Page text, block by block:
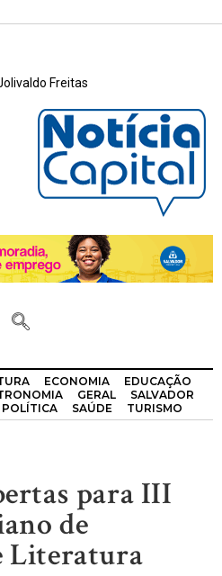
Freitas
ECONOMIA
EDUCAÇÃO
GERAL
SALVADOR
POLÍTICA SAÚDE TURISMO
para III
de
Literatura